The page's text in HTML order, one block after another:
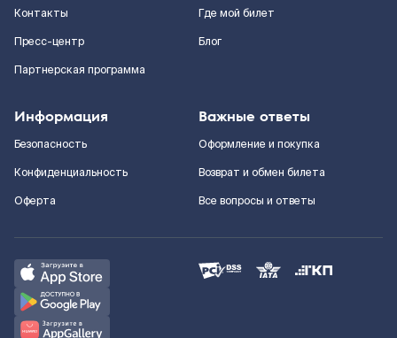
Контакты
Пресс-центр
Партнерская программа
Где мой билет
Блог
Информация
Безопасность
Конфиденциальность
Оферта
Важные ответы
Оформление и покупка
Возврат и обмен билета
Все вопросы и ответы